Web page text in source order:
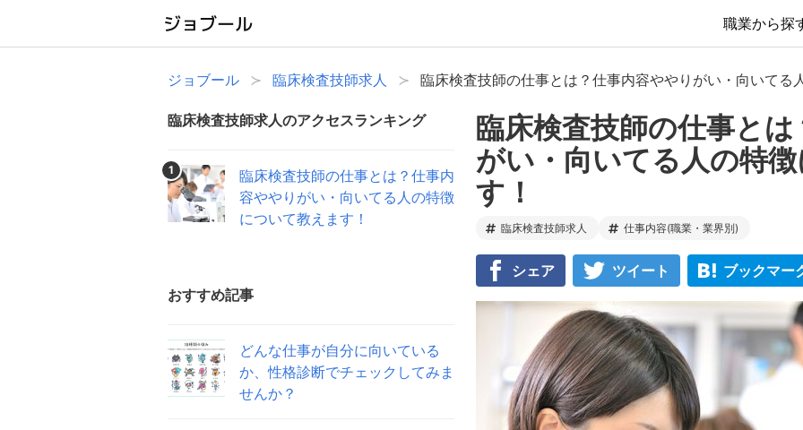
職業から探
ジョブール 臨床検査技師求人 臨床検査技師の仕事とは？仕事内容ややりがい・向いてる
臨床検査技師求人のアクセスランキング
1
臨床検査技師の仕事とは？仕事内
容ややりがい・向いてる人の特徴
について教えます！
おすすめ記事
どんな仕事が自分に向いている
か、性格診断でチェックしてみま
せんか？
臨床検査技師の仕事と
がい・向いてる人の特
す！
臨床検査技師求人 仕事内容(職業・業界別)
シェア ツイート ブックマー